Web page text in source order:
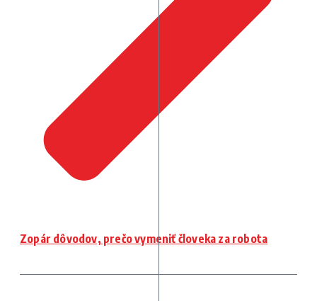
Zopár dôvodov, prečo vymeniť človeka za robota